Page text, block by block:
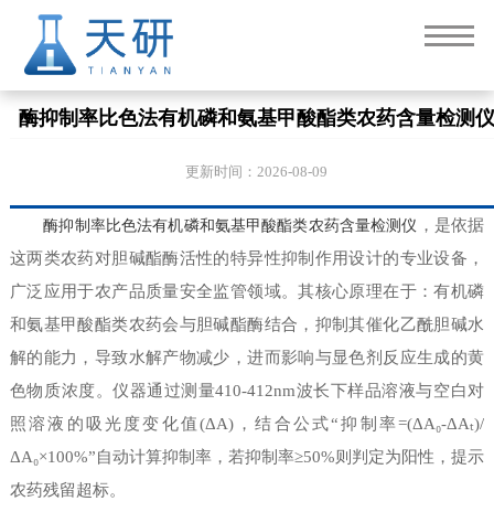
酶抑制率比色法有机磷和氨基甲酸酯类农药含量检测仪
更新时间：2026-08-09
酶抑制率比色法有机磷和氨基甲酸酯类农药含量检测仪 ，是依据
这两类农药对胆碱酯酶活性的特异性抑制作用设计的专业设备，
广泛应用于农产品质量安全监管领域。其核心原理在于：有机磷
和氨基甲酸酯类农药会与胆碱酯酶结合，抑制其催化乙酰胆碱水
解的能力，导致水解产物减少，进而影响与显色剂反应生成的黄
色物质浓度。仪器通过测量410-412nm波长下样品溶液与空白对
照溶液的吸光度变化值(ΔA)，结合公式“抑制率=(ΔA₀-ΔAₜ)/
ΔA₀×100%”自动计算抑制率，若抑制率≥50%则判定为阳性，提示
农药残留超标。